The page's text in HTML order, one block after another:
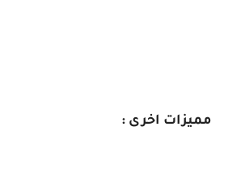
مميزات اخرى :